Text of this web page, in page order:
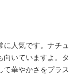
に人気です。ナチュ
向いていますよ。タ
て華やかさをプラス